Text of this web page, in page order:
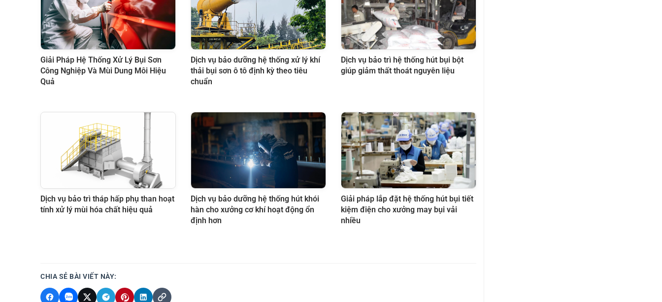
Giải Pháp Hệ Thống Xử Lý Bụi Sơn
Công Nghiệp Và Mùi Dung Môi Hiệu
Quả
Dịch vụ bảo dưỡng hệ thống xử lý khí
thải bụi sơn ô tô định kỳ theo tiêu
chuẩn
Dịch vụ bảo trì hệ thống hút bụi bột
giúp giảm thất thoát nguyên liệu
Dịch vụ bảo trì tháp hấp phụ than hoạt
tính xử lý mùi hóa chất hiệu quả
Dịch vụ bảo dưỡng hệ thống hút khói
hàn cho xưởng cơ khí hoạt động ổn
định hơn
Giải pháp lắp đặt hệ thống hút bụi tiết
kiệm điện cho xưởng may bụi vải
nhiều
CHIA SẺ BÀI VIẾT NÀY: